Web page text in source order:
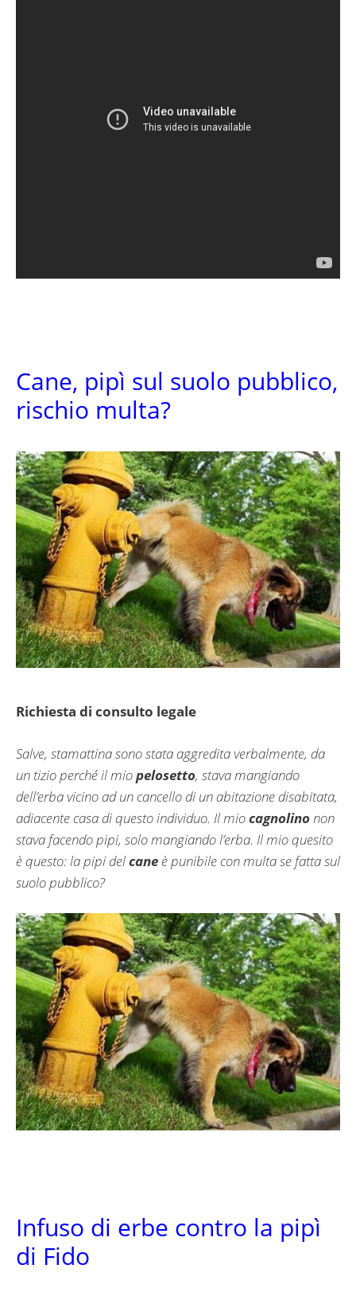
Cane, pipì sul suolo pubblico,
rischio multa?
Richiesta di consulto legale
Salve, stamattina sono stata aggredita verbalmente, da
un tizio perché il miopelosetto, stava mangiando
dell’erba vicino ad un cancello di un abitazione disabitata,
adiacente casa di questo individuo. Il miocagnolinonon
stava facendo pipi, solo mangiando l’erba. Il mio quesito
è questo: la pipi delcaneè punibile con multa se fatta sul
suolo pubblico?
Infuso di erbe contro la pipì
di Fido